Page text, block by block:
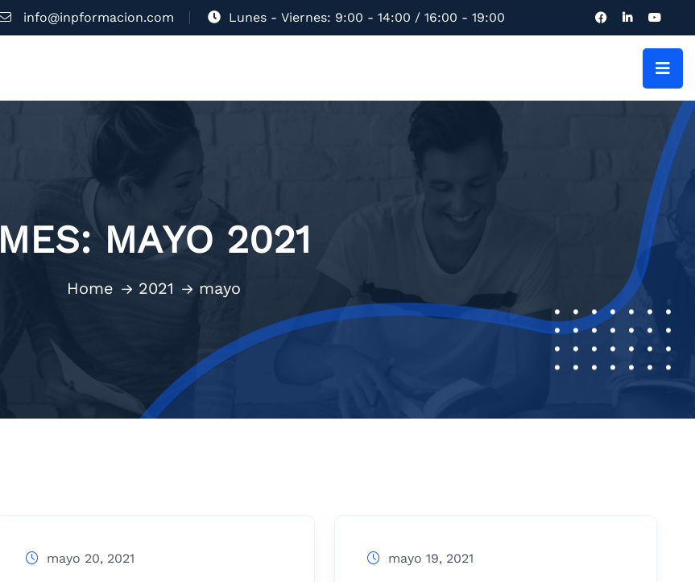
info@inpformacion.com Lunes - Viernes: 9:00 - 14:00 / 16:00 - 19:00
MES:MAYO 2021
Home 2021 mayo
mayo 20, 2021 mayo 19, 2021